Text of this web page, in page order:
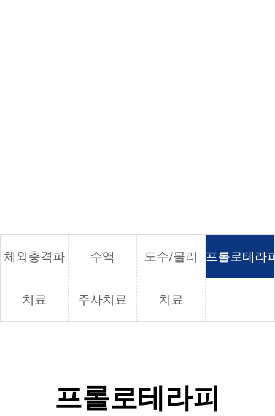
체외충격파
치료
수액
주사치료
도수/물리
치료
프롤로테라
프롤로테라피